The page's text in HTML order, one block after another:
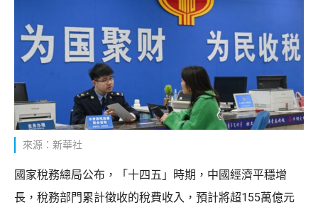
來源：新華社
國家稅務總局公布，「十四五」時期，中國經濟平穩增
長，稅務部門累計徵收的稅費收入，預計將超155萬億元